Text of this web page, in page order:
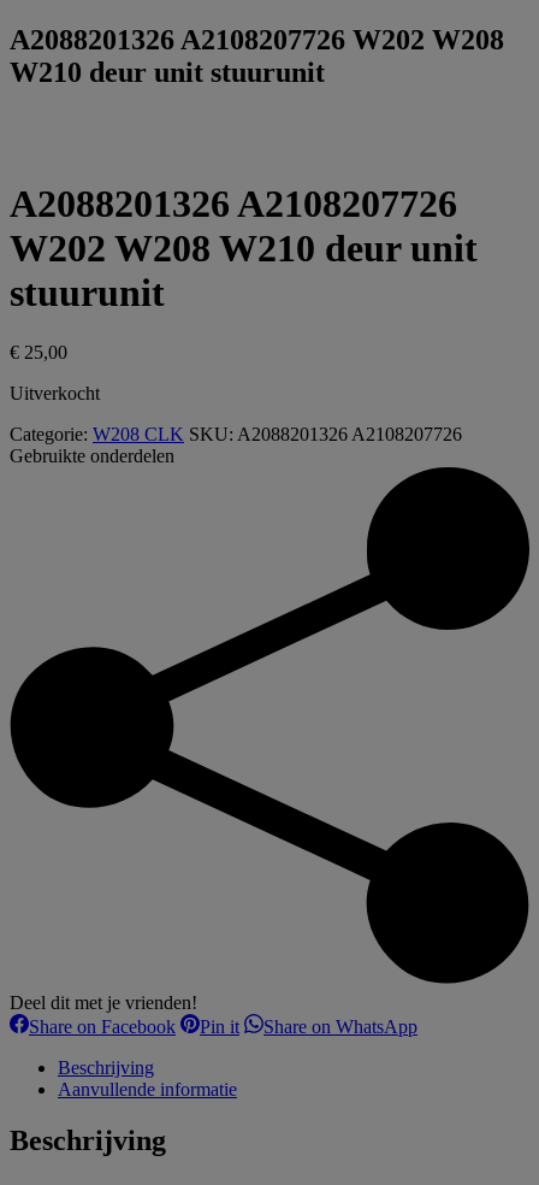
A2088201326 A2108207726 W202 W208
W210 deur unit stuurunit
A2088201326 A2108207726
W202 W208 W210 deur unit
stuurunit
€ 25,00
Uitverkocht
Categorie: W208 CLK SKU: A2088201326 A2108207726
Gebruikte onderdelen
Deel dit met je vrienden!
Share on FacebookSharePin itShareShare on WhatsAppShare
Beschrijving
Aanvullende informatie
Beschrijving